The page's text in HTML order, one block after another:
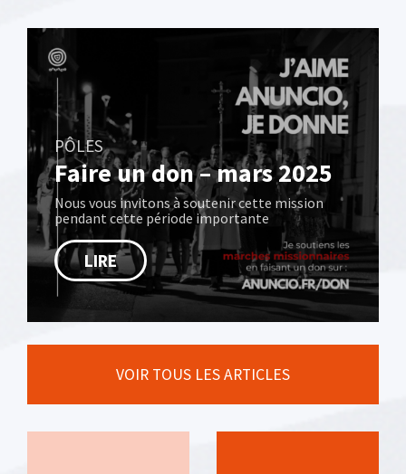
PÔLES
Faire un don – mars 2025
Nous vous invitons à soutenir cette mission
pendant cette période importante
LIRE
VOIR TOUS LES ARTICLES